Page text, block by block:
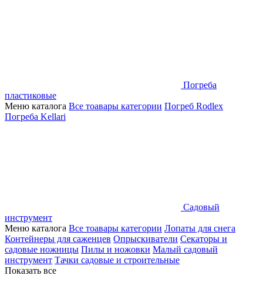
Погреба
пластиковые
Меню каталога Все тоавары категории Погреб Rodlex
Погреба Kellari
Садовый
инструмент
Меню каталога Все тоавары категории Лопаты для снега
Контейнеры для саженцев Опрыскиватели Секаторы и
садовые ножницы Пилы и ножовки Малый садовый
инструмент Тачки садовые и строительные
Показать все